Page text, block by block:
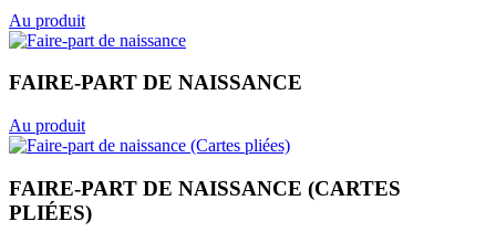
Au produit
FAIRE-PART DE NAISSANCE
Au produit
FAIRE-PART DE NAISSANCE (CARTES
PLIÉES)